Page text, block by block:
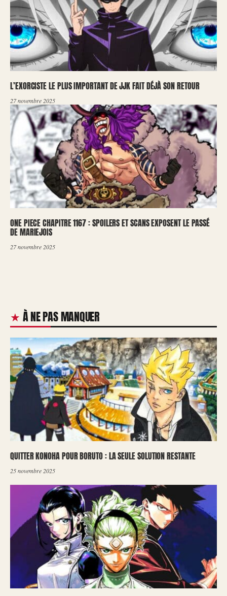
L’EXORCISTE LE PLUS IMPORTANT DE JJK FAIT DÉJÀ SON RETOUR
27 novembre 2025
ONE PIECE CHAPITRE 1167 : SPOILERS ET SCANS EXPOSENT LE PASSÉ
DE MARIEJOIS
27 novembre 2025
À NE PAS MANQUER
QUITTER KONOHA POUR BORUTO : LA SEULE SOLUTION RESTANTE
25 novembre 2025